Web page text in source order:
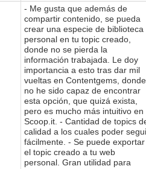
- Me gusta que además de
compartir contenido, se pueda
crear una especie de biblioteca
personal en tu topic creado,
donde no se pierda la
información trabajada. Le doy
importancia a esto tras dar mil
vueltas en Contentgems, donde
no he sido capaz de encontrar
esta opción, que quizá exista,
pero es mucho más intuitivo en
Scoop.it. - Cantidad de topics
calidad a los cuales poder
fácilmente. - Se puede exportar
el topic creado a tu web
personal. Gran utilidad para